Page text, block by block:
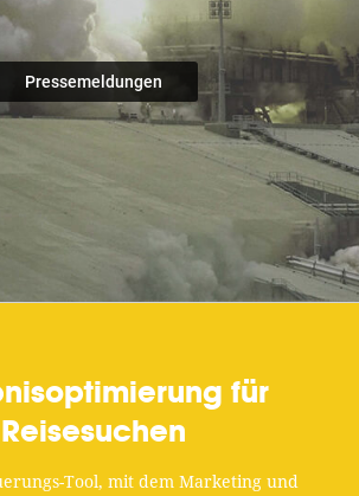
Pressemeldungen
für
Reisesuchen
Tool, mit dem Marketing und